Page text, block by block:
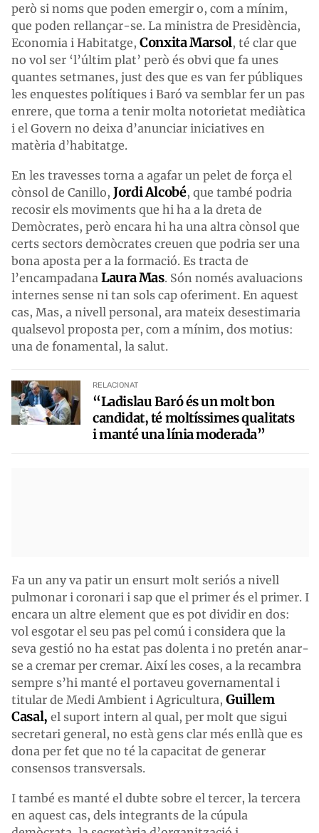
però si noms que poden emergir o, com a mínim,
que poden rellançar-se. La ministra de Presidència,
Economia i Habitatge, Conxita Marsol, té clar que
no vol ser ‘l’últim plat’ però és obvi que fa unes
quantes setmanes, just des que es van fer públiques
les enquestes polítiques i Baró va semblar fer un pas
enrere, que torna a tenir molta notorietat mediàtica
i el Govern no deixa d’anunciar iniciatives en
matèria d’habitatge.
En les travesses torna a agafar un pelet de força el
cònsol de Canillo, Jordi Alcobé, que també podria
recosir els moviments que hi ha a la dreta de
Demòcrates, però encara hi ha una altra cònsol que
certs sectors demòcrates creuen que podria ser una
bona aposta per a la formació. Es tracta de
l’encampadana Laura Mas. Són només avaluacions
internes sense ni tan sols cap oferiment. En aquest
cas, Mas, a nivell personal, ara mateix desestimaria
qualsevol proposta per, com a mínim, dos motius:
una de fonamental, la salut.
RELACIONAT
“Ladislau Baró és un molt bon
candidat, té moltíssimes qualitats
i manté una línia moderada”
Fa un any va patir un ensurt molt seriós a nivell
pulmonar i coronari i sap que el primer és el primer. I
encara un altre element que es pot dividir en dos:
vol esgotar el seu pas pel comú i considera que la
seva gestió no ha estat pas dolenta i no pretén anar-
se a cremar per cremar. Així les coses, a la recambra
sempre s’hi manté el portaveu governamental i
titular de Medi Ambient i Agricultura, Guillem
Casal, el suport intern al qual, per molt que sigui
secretari general, no està gens clar més enllà que es
dona per fet que no té la capacitat de generar
consensos transversals.
I també es manté el dubte sobre el tercer, la tercera
en aquest cas, dels integrants de la cúpula